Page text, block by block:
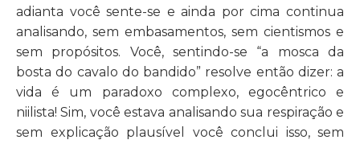
adianta você sente-se e ainda por cima continua
analisando, sem embasamentos, sem cientismos e
sem propósitos. Você, sentindo-se “a mosca da
bosta do cavalo do bandido” resolve então dizer: a
vida é um paradoxo complexo, egocêntrico e
niilista! Sim, você estava analisando sua respiração e
sem explicação plausível você conclui isso, sem